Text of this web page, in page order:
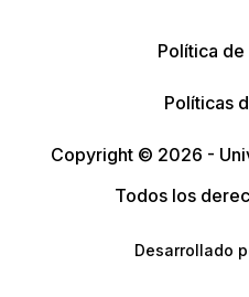
Política
Políticas
Copyright © 2026 -
Todos los
Desarrollado